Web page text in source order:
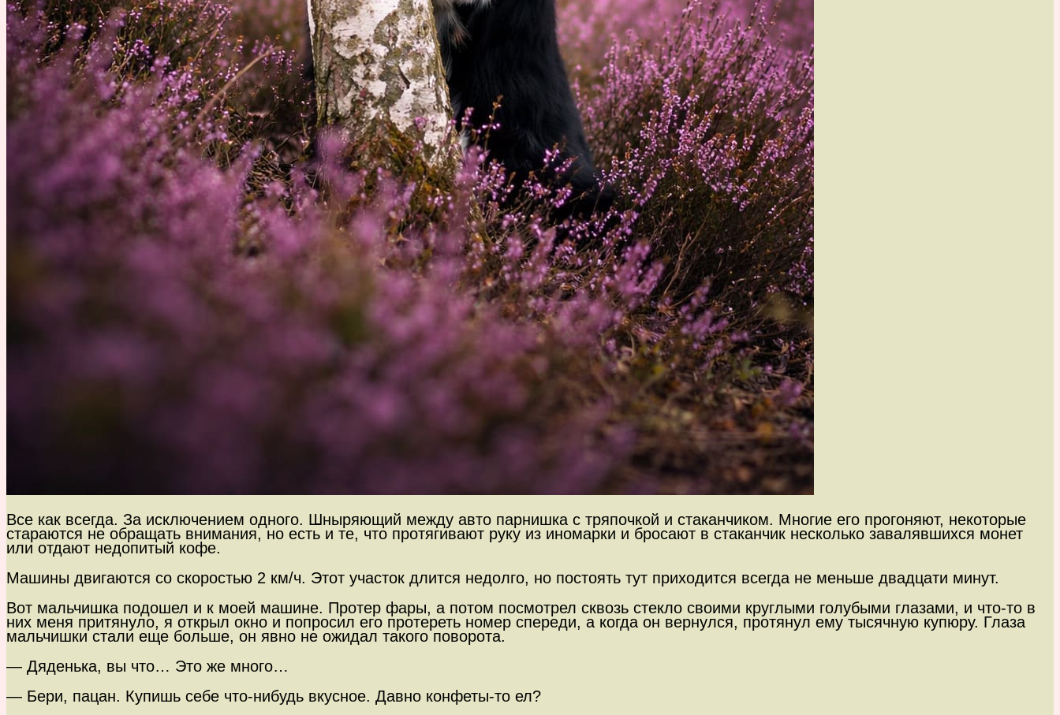
Все как всегда. За исключением одного. Шныряющий между авто парнишка с тряпочкой и стаканчиком. Многие его прогоняют, некоторые
стараются не обращать внимания, но есть и те, что протягивают руку из иномарки и бросают в стаканчик несколько завалявшихся монет
или отдают недопитый кофе.
Машины двигаются со скоростью 2 км/ч. Этот участок длится недолго, но постоять тут приходится всегда не меньше двадцати минут.
Вот мальчишка подошел и к моей машине. Протер фары, а потом посмотрел сквозь стекло своими круглыми голубыми глазами, и что-то в
них меня притянуло, я открыл окно и попросил его протереть номер спереди, а когда он вернулся, протянул ему тысячную купюру. Глаза
мальчишки стали еще больше, он явно не ожидал такого поворота.
— Дяденька, вы что… Это же много…
— Бери, пацан. Купишь себе что-нибудь вкусное. Давно конфеты-то ел?